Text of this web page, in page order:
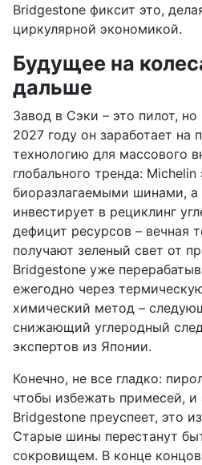
Bridgestone фиксит это,
циркулярной экономикой.
Будущее на
дальше
Завод в Сэки – это пилот,
2027 году он заработает на
технологию для массового
глобального тренда:
биоразлагаемыми шинами, а
инвестирует в рециклинг
дефицит ресурсов – вечная
получают зеленый свет от
Bridgestone уже
ежегодно через
химический метод –
снижающий углеродный
экспертов из Японии.
Конечно, не все гладко:
чтобы избежать примесей, и
Bridgestone преуспеет, это
Старые шины перестанут
сокровищем. В конце